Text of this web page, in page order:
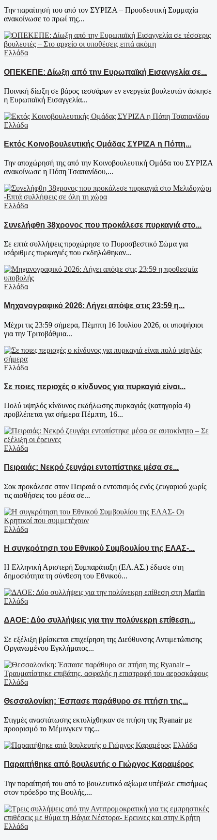
Την παραίτησή του από τον ΣΥΡΙΖΑ – Προοδευτική Συμμαχία
ανακοίνωσε το πρωί της...
Ελλάδα
ΟΠΕΚΕΠΕ: Δίωξη από την Ευρωπαϊκή Εισαγγελία σε...
Ποινική δίωξη σε βάρος τεσσάρων εν ενεργεία βουλευτών άσκησε
η Ευρωπαϊκή Εισαγγελία...
Ελλάδα
Εκτός Κοινοβουλευτικής Ομάδας ΣΥΡΙΖΑ η Πόπη...
Την αποχώρησή της από την Κοινοβουλευτική Ομάδα του ΣΥΡΙΖΑ
ανακοίνωσε η Πόπη Τσαπανίδου,...
Ελλάδα
Συνελήφθη 38χρονος που προκάλεσε πυρκαγιά στο...
Σε επτά συλλήψεις προχώρησε το Πυροσβεστικό Σώμα για
ισάριθμες πυρκαγιές που εκδηλώθηκαν...
Ελλάδα
Μηχανογραφικό 2026: Λήγει απόψε στις 23:59 η...
Μέχρι τις 23:59 σήμερα, Πέμπτη 16 Ιουλίου 2026, οι υποψήφιοι
για την Τριτοβάθμια...
Ελλάδα
Σε ποιες περιοχές ο κίνδυνος για πυρκαγιά είναι...
Πολύ υψηλός κίνδυνος εκδήλωσης πυρκαγιάς (κατηγορία 4)
προβλέπεται για σήμερα Πέμπτη, 16...
Ελλάδα
Πειραιάς: Νεκρό ζευγάρι εντοπίστηκε μέσα σε...
Σοκ προκάλεσε στον Πειραιά ο εντοπισμός ενός ζευγαριού χωρίς
τις αισθήσεις του μέσα σε...
Ελλάδα
Η συγκρότηση του Εθνικού Συμβουλίου της ΕΛΑΣ-...
Η Ελληνική Αριστερή Συμπαράταξη (ΕΛ.ΑΣ.) έδωσε στη
δημοσιότητα τη σύνθεση του Εθνικού...
Ελλάδα
ΔΑΟΕ: Δύο συλλήψεις για την πολύνεκρη επίθεση...
Σε εξέλιξη βρίσκεται επιχείρηση της Διεύθυνσης Αντιμετώπισης
Οργανωμένου Εγκλήματος...
Ελλάδα
Θεσσαλονίκη: Έσπασε παράθυρο σε πτήση της...
Στιγμές αναστάτωσης εκτυλίχθηκαν σε πτήση της Ryanair με
προορισμό το Μέμινγκεν της...
Ελλάδα
Παραιτήθηκε από βουλευτής ο Γιώργος Καραμέρος
Την παραίτησή του από το βουλευτικό αξίωμα υπέβαλε επισήμως
στον πρόεδρο της Βουλής,...
Ελλάδα